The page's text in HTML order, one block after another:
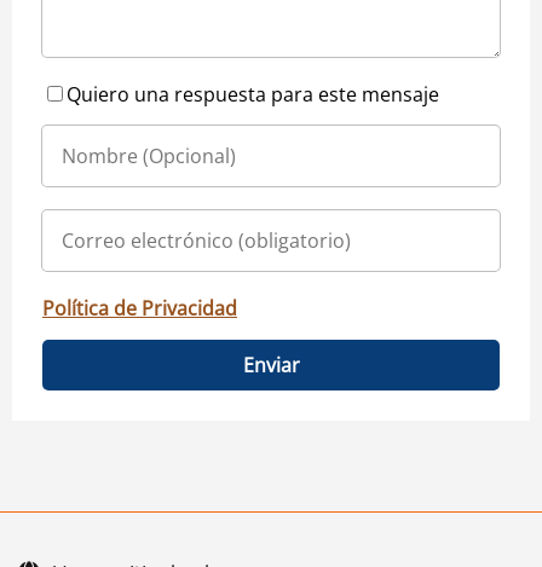
Quiero una respuesta para este mensaje
Política de Privacidad
Enviar